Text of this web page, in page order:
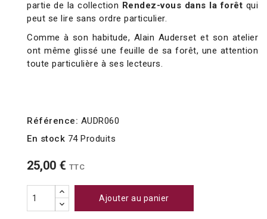
partie de la collection Rendez-vous dans la forêt qui
peut se lire sans ordre particulier.
Comme à son habitude, Alain Auderset et son atelier
ont même glissé une feuille de sa forêt, une attention
toute particulière à ses lecteurs.
Référence: AUDR060
En stock 74 Produits
25,00 € TTC
Ajouter au panier